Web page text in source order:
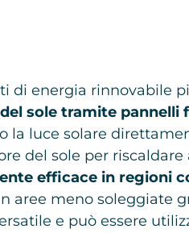
di energia rinnovabile
sole tramite
la luce solare
del sole per riscaldare
efficace in regioni
aree meno soleggiate
e può essere